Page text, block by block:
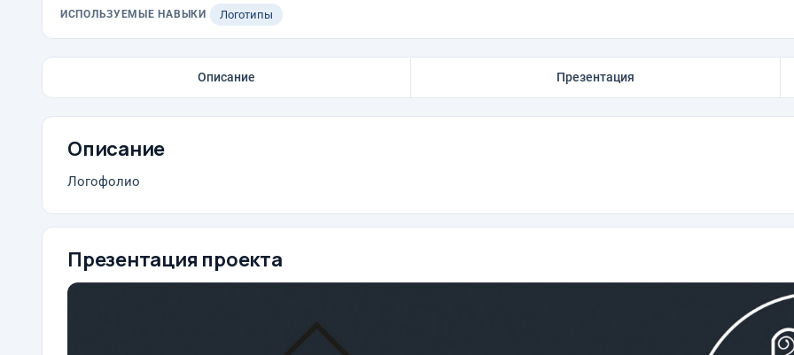
ИСПОЛЬЗУЕМЫЕ НАВЫКИ Логотипы
Описание Презентация
Описание
Логофолио
Презентация проекта